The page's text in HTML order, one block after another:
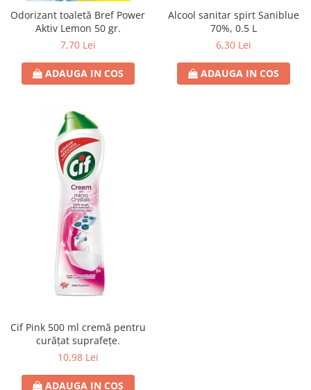
Odorizant toaletă Bref Power
Aktiv Lemon 50 gr.
7,70 Lei
ADAUGA IN COS
Alcool sanitar spirt Saniblue
70%, 0.5 L
6,30 Lei
ADAUGA IN COS
Cif Pink 500 ml cremă pentru
curățat suprafețe.
10,98 Lei
ADAUGA IN COS